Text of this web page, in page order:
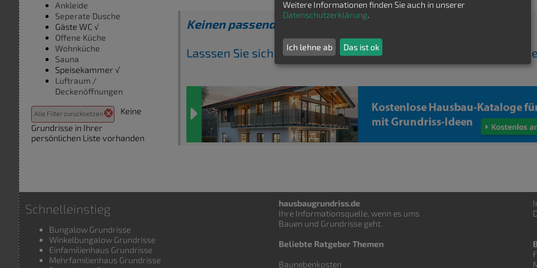
Keinen passenden Grundriss gefunden?
Lasssen Sie sich kostenfrei Grundrisse von Hausbaufirmen
Ankleide
Seperate Dusche
Gäste WC √
Offene Küche
Wohnküche
Sauna
Speisekammer √
Luftraum /
Deckenöffnungen
Alle Filter zurücksetzen
Keine
Grundrisse in Ihrer
persönlichen Liste vorhanden
Schnelleinstieg
Bungalow Grundrisse
Winkelbungalow Grundrisse
Einfamilienhaus Grundrisse
Mehrfamilienhaus Grundrisse
hausbaugrundriss.de
Ihre Informationsquelle, wenn es ums
Bauen und Grundrisse geht.
Beliebte Ratgeber Themen
Baunebenkosten
Weitere Informationen finden Sie auch in unserer
Datenschutzerklärung.
Ich lehne ab Das ist ok